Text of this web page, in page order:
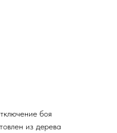
боя
из дерева